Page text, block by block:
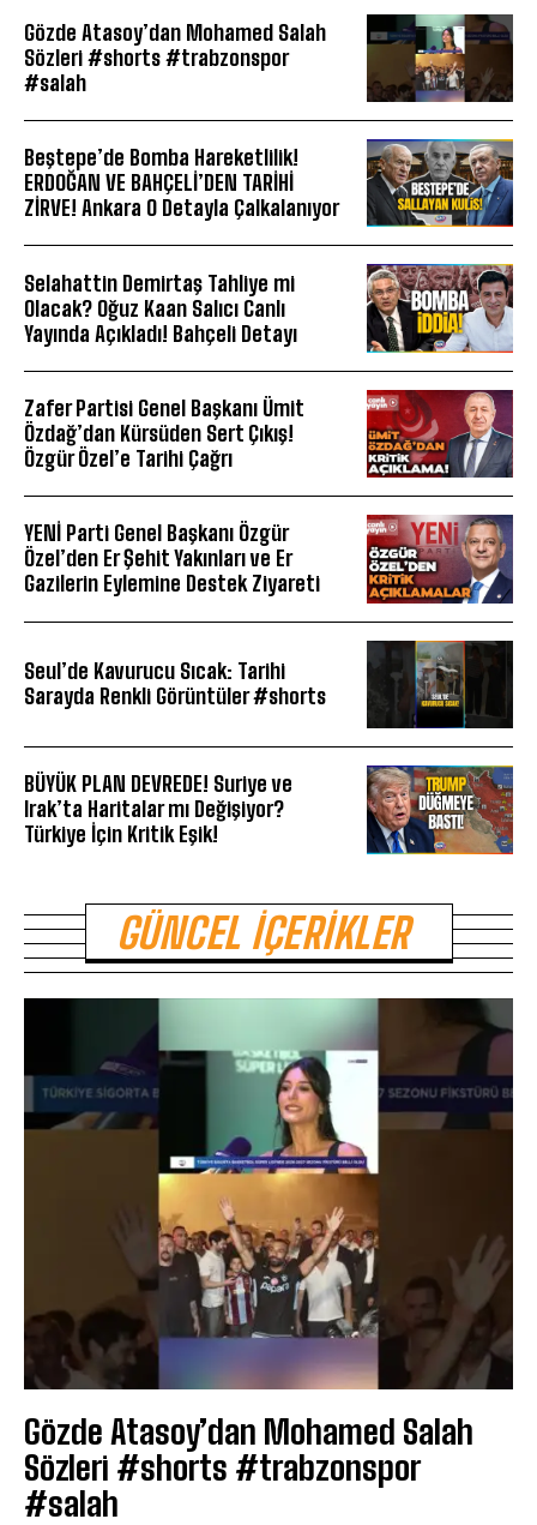
Gözde Atasoy’dan Mohamed Salah
Sözleri #shorts #trabzonspor
#salah
Beştepe’de Bomba Hareketlilik!
ERDOĞAN VE BAHÇELİ’DEN TARİHİ
ZİRVE! Ankara O Detayla Çalkalanıyor
Selahattin Demirtaş Tahliye mi
Olacak? Oğuz Kaan Salıcı Canlı
Yayında Açıkladı! Bahçeli Detayı
Zafer Partisi Genel Başkanı Ümit
Özdağ’dan Kürsüden Sert Çıkış!
Özgür Özel’e Tarihi Çağrı
YENİ Parti Genel Başkanı Özgür
Özel’den Er Şehit Yakınları ve Er
Gazilerin Eylemine Destek Ziyareti
Seul’de Kavurucu Sıcak: Tarihi
Sarayda Renkli Görüntüler #shorts
BÜYÜK PLAN DEVREDE! Suriye ve
Irak’ta Haritalar mı Değişiyor?
Türkiye İçin Kritik Eşik!
GÜNCEL İÇERIKLER
Gözde Atasoy’dan Mohamed Salah
Sözleri #shorts #trabzonspor
#salah